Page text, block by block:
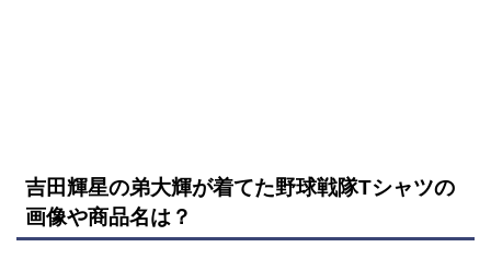
吉田輝星の弟大輝が着てた野球戦隊Tシャツの
画像や商品名は？